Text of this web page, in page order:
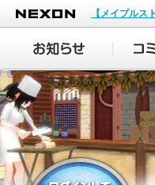
NEXON
【メイプルス